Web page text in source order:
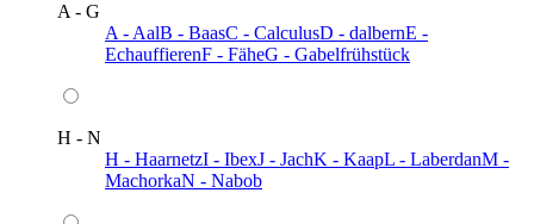
A - G
A - AalB - BaasC - CalculusD - dalbernE -
EchauffierenF - FäheG - Gabelfrühstück
H - N
H - HaarnetzI - IbexJ - JachK - KaapL - LaberdanM -
MachorkaN - Nabob